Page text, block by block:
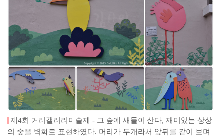
제4회 거리갤러리미술제 - 그 숲에 새들이 산다, 재미있는 상상
의 숲을 벽화로 표현하였다. 머리가 두개라서 앞뒤를 같이 보며